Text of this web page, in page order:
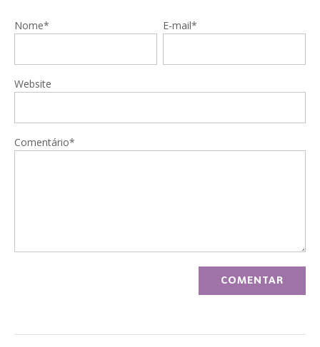
Nome* E-mail*
Website
Comentário*